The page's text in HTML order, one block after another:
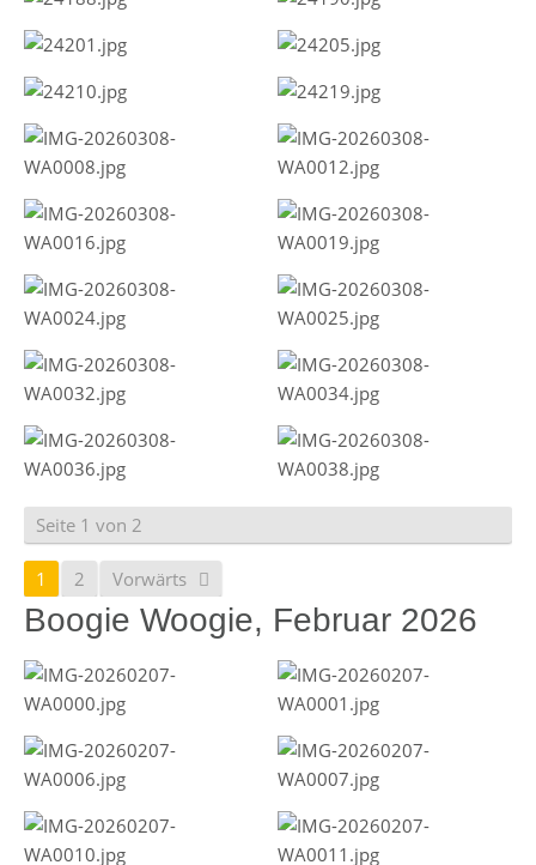
Seite 1 von 2
1 2 Vorwärts
Boogie Woogie, Februar 2026